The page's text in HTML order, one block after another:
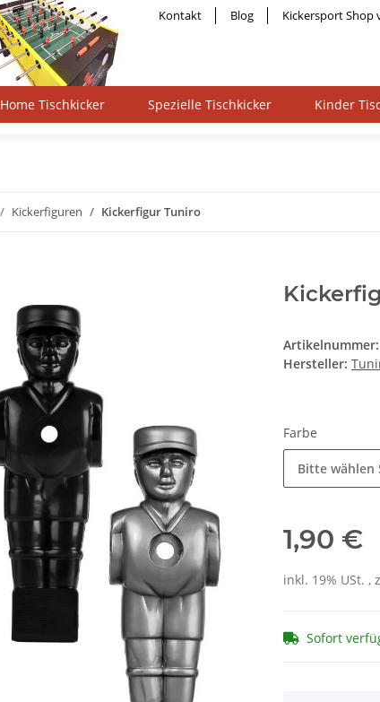
Kontakt Blog Kickersport Shop
Home Tischkicker Spezielle Tischkicker Kinder
Kickerfiguren Kickerfigur Tuniro
Artikelnummer:
Hersteller:
Farbe
Bitte wählen
1,90 €
inkl. 19% USt. ,
Sofort